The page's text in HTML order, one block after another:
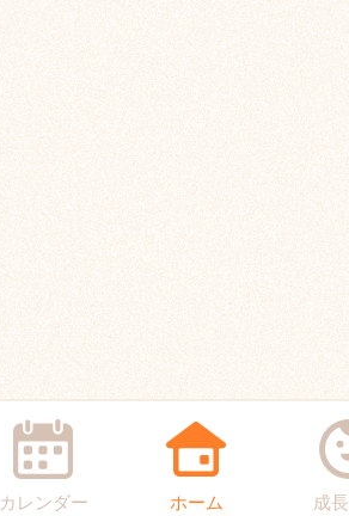
カレンダー ホーム 成